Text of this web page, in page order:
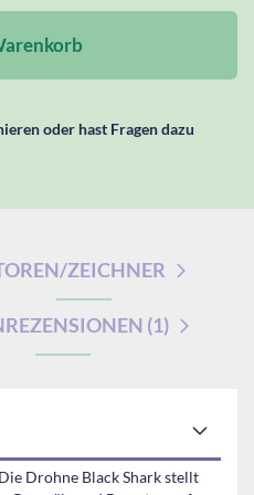
oder hast Fragen dazu
ZEICHNER
(1)
Drohne Black Shark stellt